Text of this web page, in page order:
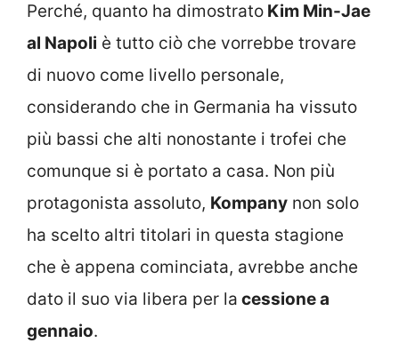
Perché, quanto ha dimostrato Kim Min-Jae
al Napoli è tutto ciò che vorrebbe trovare
di nuovo come livello personale,
considerando che in Germania ha vissuto
più bassi che alti nonostante i trofei che
comunque si è portato a casa. Non più
protagonista assoluto, Kompany non solo
ha scelto altri titolari in questa stagione
che è appena cominciata, avrebbe anche
dato il suo via libera per la cessione a
gennaio.